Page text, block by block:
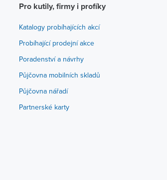
Pro kutily, firmy i profíky
Katalogy probíhajících akcí
Probíhající prodejní akce
Poradenství a návrhy
Půjčovna mobilních skladů
Půjčovna nářadí
Partnerské karty